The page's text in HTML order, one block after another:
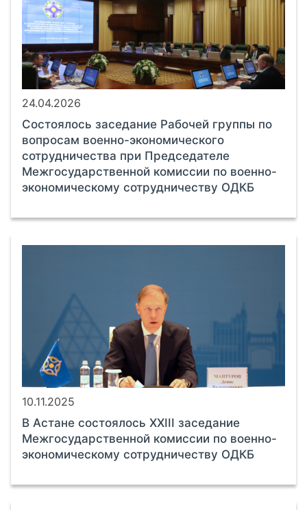
24.04.2026
Состоялось заседание Рабочей группы по
вопросам военно-экономического
сотрудничества при Председателе
Межгосударственной комиссии по военно-
экономическому сотрудничеству ОДКБ
10.11.2025
В Астане состоялось XXIII заседание
Межгосударственной комиссии по военно-
экономическому сотрудничеству ОДКБ